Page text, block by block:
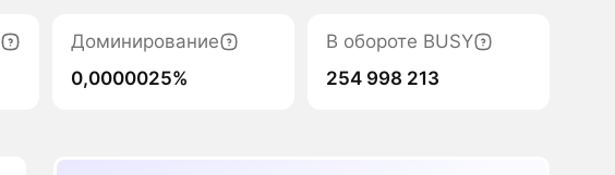
Доминирование
0,0000025%
В обороте BUSY
254 998 213